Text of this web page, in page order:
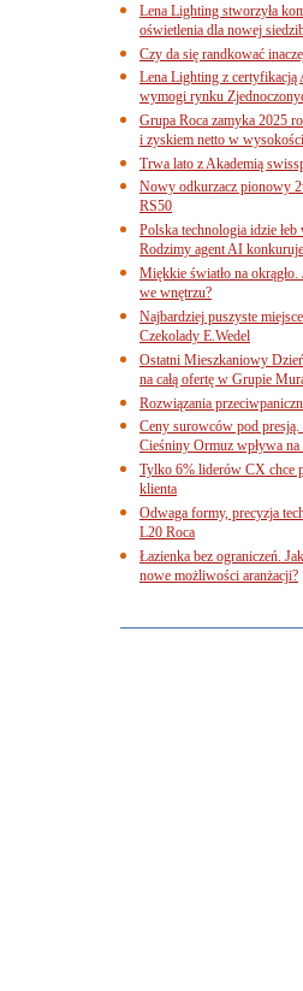
Lena Lighting stworzyła
oświetlenia dla nowej
Czy da się randkować
Lena Lighting z
wymogi rynku
Grupa Roca zamyka 2025
i zyskiem netto w
Trwa lato z Akademią
Nowy odkurzacz pionowy
RS50
Polska technologia idzie
Rodzimy agent AI
Miękkie światło na
we wnętrzu?
Najbardziej puszyste
Czekolady E.Wedel
Ostatni Mieszkaniowy
na całą ofertę w Grupie
Rozwiązania
Ceny surowców pod
Cieśniny Ormuz wpływa
Tylko 6% liderów CX chce
klienta
Odwaga formy, precyzja
L20 Roca
Łazienka bez ograniczeń.
nowe możliwości aranżacji?